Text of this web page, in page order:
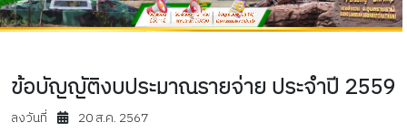
ข้อบัญญัติงบประมาณรายจ่าย ประจำปี 2559
ลงวันที่ 20 ส.ค. 2567